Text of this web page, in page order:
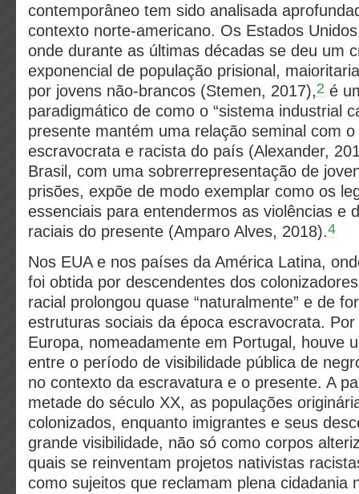
contemporâneo tem sido analisada
contexto norte-americano. Os Estados
onde durante as últimas décadas se deu um
exponencial de população prisional,
por jovens não-brancos (Stemen, 2017),2 é
paradigmático de como o “sistema industrial
presente mantém uma relação seminal com
escravocrata e racista do país (Alexander,
Brasil, com uma sobrerrepresentação de
prisões, expõe de modo exemplar como os
essenciais para entendermos as violências e
raciais do presente (Amparo Alves, 2018).4
Nos EUA e nos países da América Latina,
foi obtida por descendentes dos
racial prolongou quase “naturalmente” e de
estruturas sociais da época escravocrata.
Europa, nomeadamente em Portugal, houve
entre o período de visibilidade pública de
no contexto da escravatura e o presente. A
metade do século XX, as populações
colonizados, enquanto imigrantes e seus
grande visibilidade, não só como corpos
quais se reinventam projetos nativistas
como sujeitos que reclamam plena cidadania